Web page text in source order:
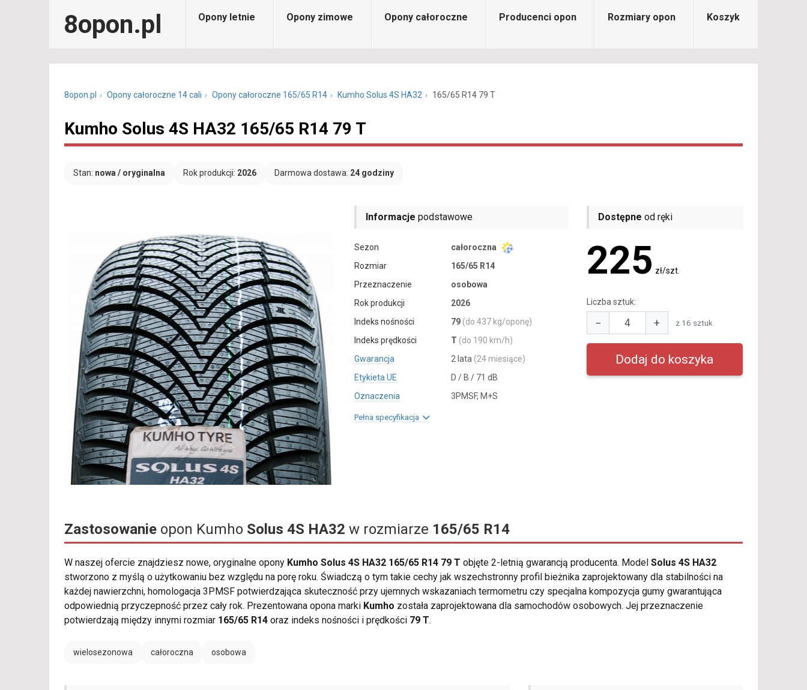
8opon.pl Opony letnie Opony zimowe Opony całoroczne Producenci opon Rozmiary opon Koszyk
8opon.pl Opony całoroczne 14 cali Opony całoroczne 165/65 R14 Kumho Solus 4S HA32 165/65 R14 79 T
Kumho Solus 4S HA32 165/65 R14 79 T
Stan: nowa / oryginalna Rok produkcji: 2026 Darmowa dostawa: 24 godziny
Informacje podstawowe
Sezon
całoroczna
Rozmiar
165/65 R14
Przeznaczenie
osobowa
Rok produkcji
2026
Indeks nośności
79 (do 437 kg/oponę)
Indeks prędkości
T (do 190 km/h)
Gwarancja
2 lata (24 miesiące)
Etykieta UE
D / B / 71 dB
Oznaczenia
3PMSF, M+S
Pełna specyfikacja
Dostępne od ręki
225 zł/szt.
Liczba sztuk:
− + z 16 sztuk
Zastosowanie opon Kumho Solus 4S HA32 w rozmiarze 165/65 R14
W naszej ofercie znajdziesz nowe, oryginalne opony Kumho Solus 4S HA32 165/65 R14 79 T objęte 2-letnią gwarancją producenta. Model Solus 4S HA32
stworzono z myślą o użytkowaniu bez względu na porę roku. Świadczą o tym takie cechy jak wszechstronny profil bieżnika zaprojektowany dla stabilności na
każdej nawierzchni, homologacja 3PMSF potwierdzająca skuteczność przy ujemnych wskazaniach termometru czy specjalna kompozycja gumy gwarantująca
odpowiednią przyczepność przez cały rok. Prezentowana opona marki Kumho została zaprojektowana dla samochodów osobowych. Jej przeznaczenie
potwierdzają między innymi rozmiar 165/65 R14 oraz indeks nośności i prędkości 79 T.
wielosezonowa całoroczna osobowa